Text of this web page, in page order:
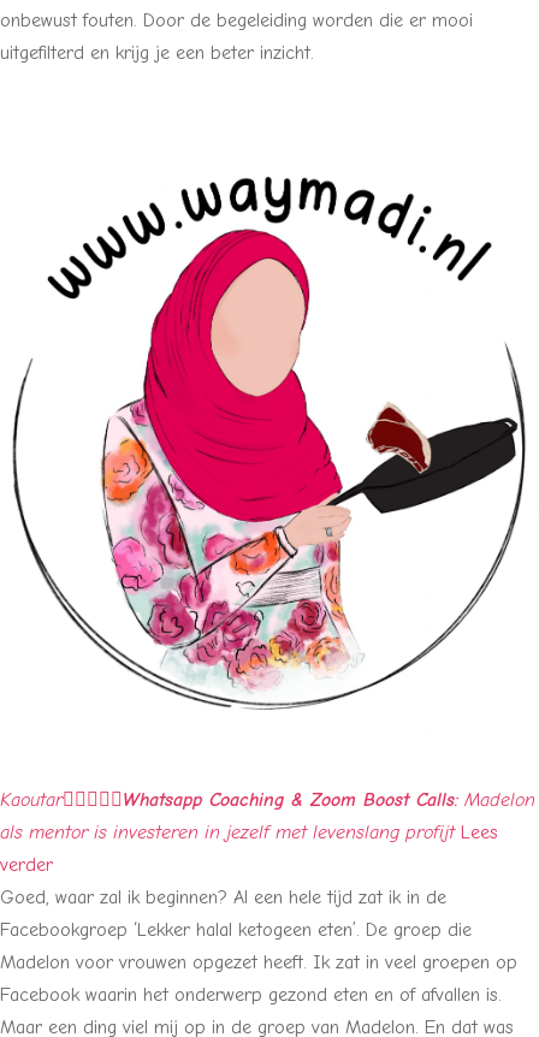
onbewust fouten. Door de begeleiding worden die er mooi
uitgefilterd en krijg je een beter inzicht.
Kaoutar    Whatsapp Coaching & Zoom Boost Calls: Madelon
als mentor is investeren in jezelf met levenslang profijtLees
verder
Goed, waar zal ik beginnen? Al een hele tijd zat ik in de
Facebookgroep ‘Lekker halal ketogeen eten’. De groep die
Madelon voor vrouwen opgezet heeft. Ik zat in veel groepen op
Facebook waarin het onderwerp gezond eten en of afvallen is.
Maar een ding viel mij op in de groep van Madelon. En dat was